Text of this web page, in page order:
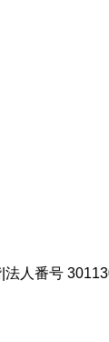
法人番号